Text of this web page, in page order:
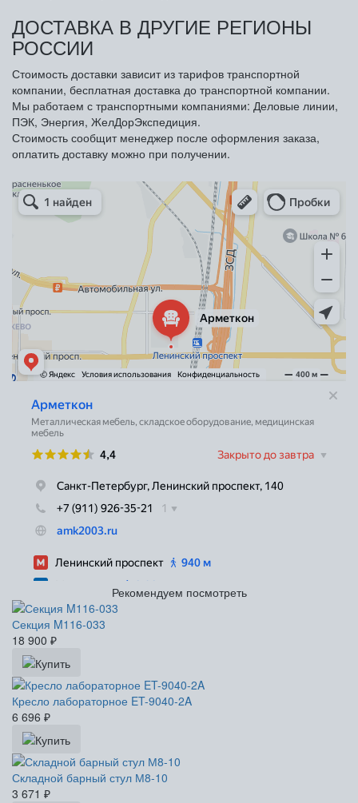
ДОСТАВКА В ДРУГИЕ РЕГИОНЫ
РОССИИ
Стоимость доставки зависит из тарифов транспортной
компании, бесплатная доставка до транспортной компании.
Мы работаем с транспортными компаниями: Деловые линии,
ПЭК, Энергия, ЖелДорЭкспедиция.
Стоимость сообщит менеджер после оформления заказа,
оплатить доставку можно при получении.
Арметкон
Металлическая мебель в Санкт‑Петербурге
Торговое оборудование в Санкт‑Петербурге
Рекомендуем посмотреть
Секция M116-033
18 900 ₽
Кресло лабораторное ET-9040-2A
6 696 ₽
Складной барный стул М8-10
3 671 ₽